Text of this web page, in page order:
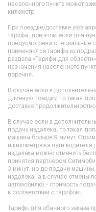
населенного пункта может
километр.
При поездке/доставке из/в
тарифы, при этом если для
предусмотрены специальные
применяются тарифы из
раздела «Тарифы для
назначения населенного
перечня.
В случае если в
длинную поездку, то такая
доставке продолжительностью
В случае если в
подачу издалека, то такая
машины больше 9 минут.
и километража пути водителя
издалека можно отменить
принятия партнером
3 минут, но до подачи
издалека, а в случае отмены
автомобилю) - стоимость
в соответствии с тарифом.
Тарифы для обычного заказа